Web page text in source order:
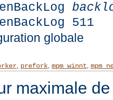
511
globale
, prefork, mpm_winnt,
maximale